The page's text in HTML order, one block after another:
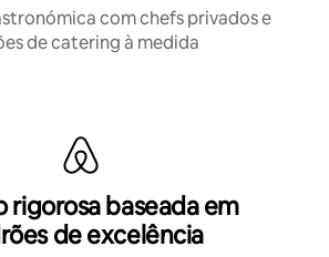
com chefs privados e
de catering à medida
rigorosa baseada em
de excelência